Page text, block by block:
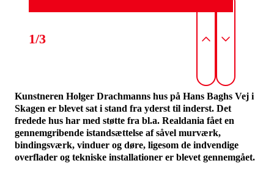
1/3
Kunstneren Holger Drachmanns hus på Hans Baghs Vej i
Skagen er blevet sat i stand fra yderst til inderst. Det
fredede hus har med støtte fra bl.a. Realdania fået en
gennemgribende istandsættelse af såvel murværk,
bindingsværk, vinduer og døre, ligesom de indvendige
overflader og tekniske installationer er blevet gennemgået.